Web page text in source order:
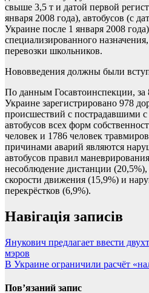
свыше 3,5 т и датой первой
января 2008 года), автобусов (с
Украине после 1 января 2008
специализированного
перевозки школьников.
Нововведения должны были
По данным Госавтоинспекции, за
Украине зарегистрировано 978
происшествий с пострадавшими с
автобусов всех форм
человек и 1786 человек
причинами аварий являются
автобусов правил
несоблюдение дистанции
скорости движения (15,9%) и
перекрёстков (6,9%).
Навігація записів
Янукович предлагает ввести
мэров
В Украине ограничили расчёт
Пов’язаний запис